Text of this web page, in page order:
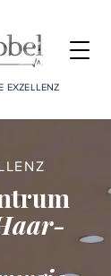
EXZELLENZ